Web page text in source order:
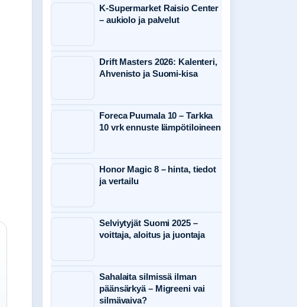
K-Supermarket Raisio Center
– aukiolo ja palvelut
Drift Masters 2026: Kalenteri,
Ahvenisto ja Suomi-kisa
Foreca Puumala 10 – Tarkka
10 vrk ennuste lämpötiloineen
Honor Magic 8 – hinta, tiedot
ja vertailu
Selviytyjät Suomi 2025 –
voittaja, aloitus ja juontaja
Sahalaita silmissä ilman
päänsärkyä – Migreeni vai
silmävaiva?